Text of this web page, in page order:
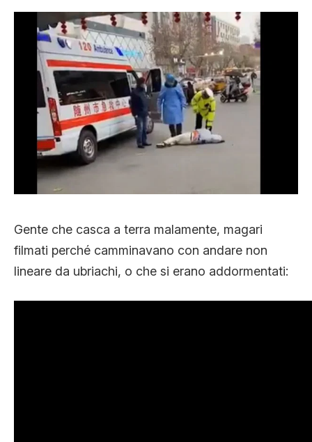
Gente che casca a terra malamente, magari
filmati perché camminavano con andare non
lineare da ubriachi, o che si erano addormentati: